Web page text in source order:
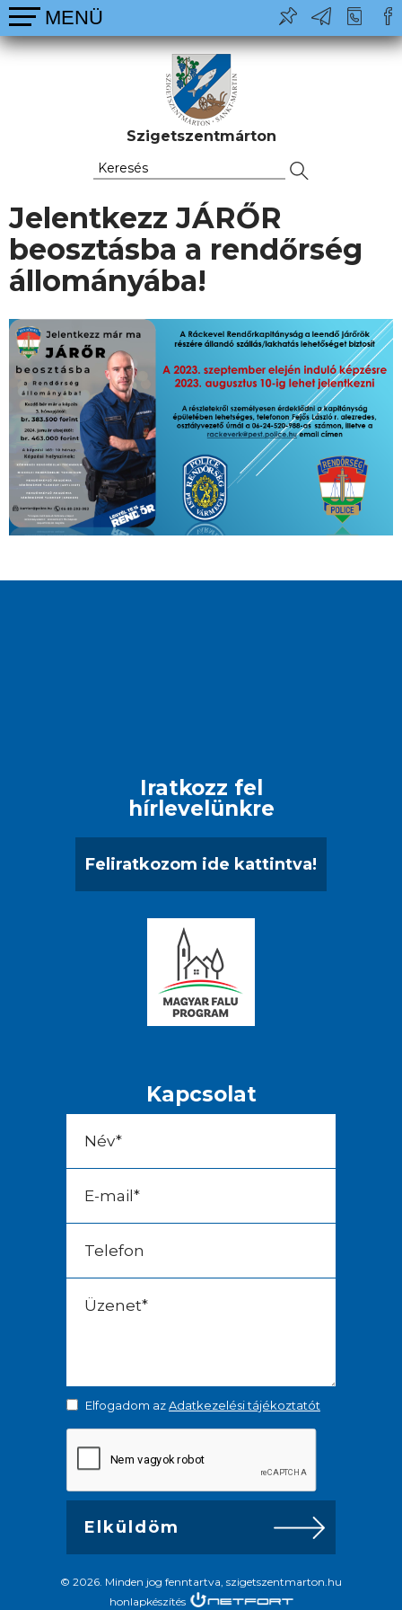
Szigetszentmárton
Jelentkezz JÁRŐR
beosztásba a rendőrség
állományába!
Iratkozz fel
hírlevelünkre
Feliratkozom ide kattintva!
Kapcsolat
Elfogadom azAdatkezelési tájékoztatót
© 2026. Minden jog fenntartva, szigetszentmarton.hu
honlapkészítés